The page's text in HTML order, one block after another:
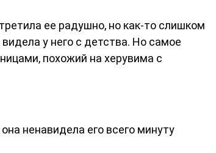
ее радушно, но как-то слишком
у него с детства. Но самое
похожий на херувима с
ненавидела его всего минуту